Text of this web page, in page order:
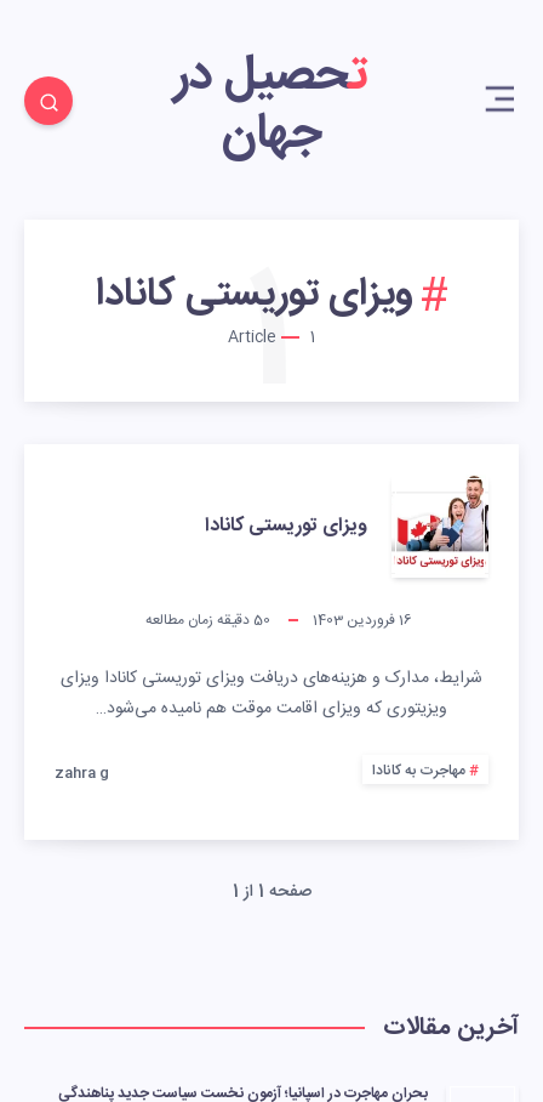
تحصیل در
جهان
ویزای توریستی کانادا
1
1
ویزای توریستی کانادا
16 فروردین 1403 50 دقیقه زمان مطالعه
شرایط، مدارک و هزینه‌های دریافت ویزای توریستی کانادا ویزای
ویزیتوری که ویزای اقامت موقت هم نامیده می‌شود…
مهاجرت به کانادا zahra g
صفحه 1 از 1
آخرین مقالات
بحران مهاجرت در اسپانیا؛ آزمون نخست سیاست جدید پناهندگی